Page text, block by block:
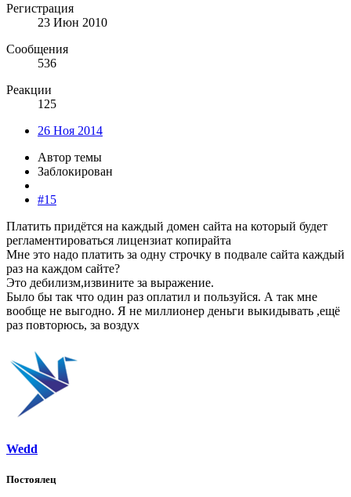
Регистрация
23 Июн 2010
Сообщения
536
Реакции
125
26 Ноя 2014
Автор темы
Заблокирован
#15
Платить придётся на каждый домен сайта на который будет
регламентироваться лицензиат копирайта
Мне это надо платить за одну строчку в подвале сайта каждый
раз на каждом сайте?
Это дебилизм,извините за выражение.
Было бы так что один раз оплатил и пользуйся. А так мне
вообще не выгодно. Я не миллионер деньги выкидывать ,ещё
раз повторюсь, за воздух
Wedd
Постоялец